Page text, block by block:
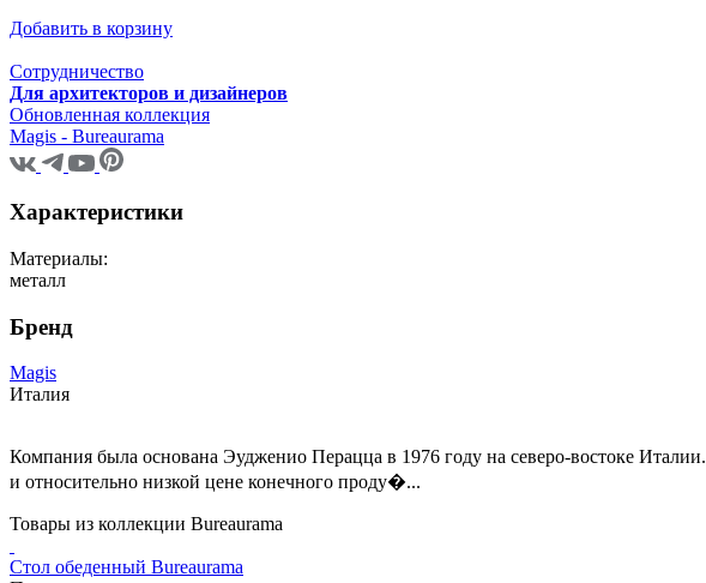
Добавить в корзину
Сотрудничество
Для архитекторов и дизайнеров
Обновленная коллекция
Magis - Bureaurama
Характеристики
Материалы:
металл
Бренд
Magis
Италия
Компания была основана Эудженио Перацца в 1976 году на северо-востоке
и относительно низкой цене конечного проду�...
Товары из коллекции Bureaurama
Стол обеденный Bureaurama